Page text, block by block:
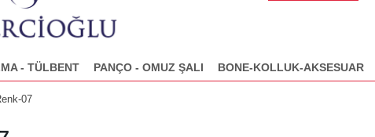
- TÜLBENT PANÇO - OMUZ ŞALI BONE-KOLLUK-AKSESUAR
07